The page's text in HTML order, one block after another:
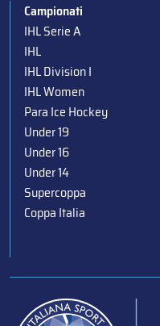
Campionati
IHL Serie A
IHL
IHL Division I
IHL Women
Para Ice Hockey
Under 19
Under 16
Under 14
Supercoppa
Coppa Italia